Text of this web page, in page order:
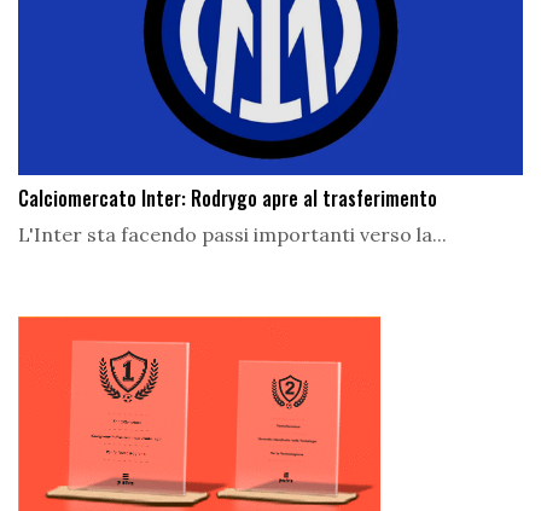
Calciomercato Inter: Rodrygo apre al trasferimento
L'Inter sta facendo passi importanti verso la...